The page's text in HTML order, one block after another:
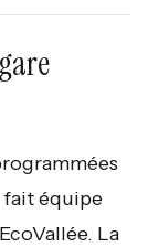
fait équipe
La